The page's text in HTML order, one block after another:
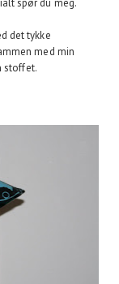
det tykke
med min
stoffet.